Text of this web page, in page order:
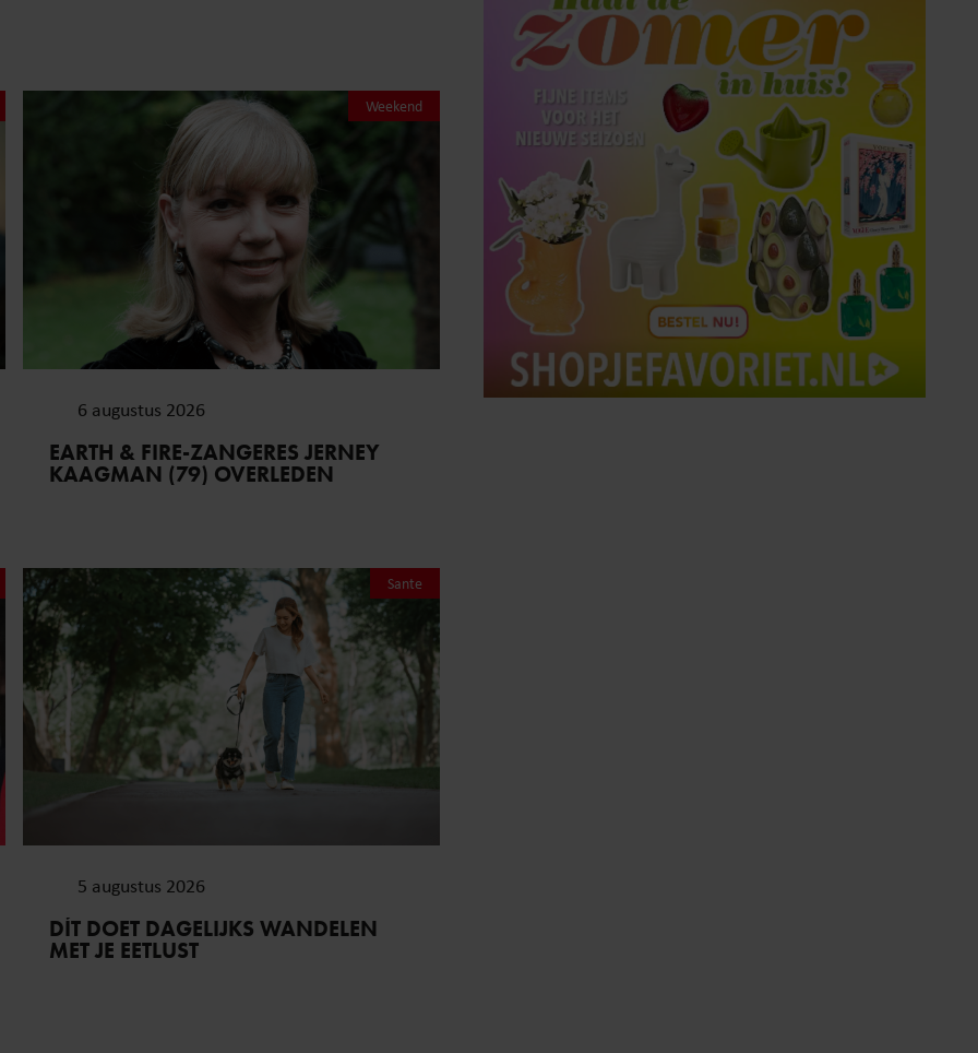
Weekend
6 augustus 2026
EARTH & FIRE-ZANGERES JERNEY
KAAGMAN (79) OVERLEDEN
Sante
5 augustus 2026
DÍT DOET DAGELIJKS WANDELEN
MET JE EETLUST